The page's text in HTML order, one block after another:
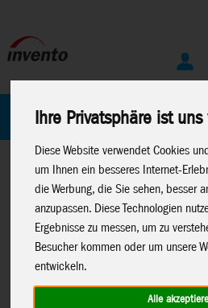
Ihre Privatsphäre ist
Diese Website verwendet Cookies
um Ihnen ein besseres Internet-
die Werbung, die Sie sehen, besser
anzupassen. Diese Technologien
Ergebnisse zu messen, um zu
Besucher kommen oder um unsere
entwickeln.
Alle
Home
Home>Spielwaren>Lisciani>